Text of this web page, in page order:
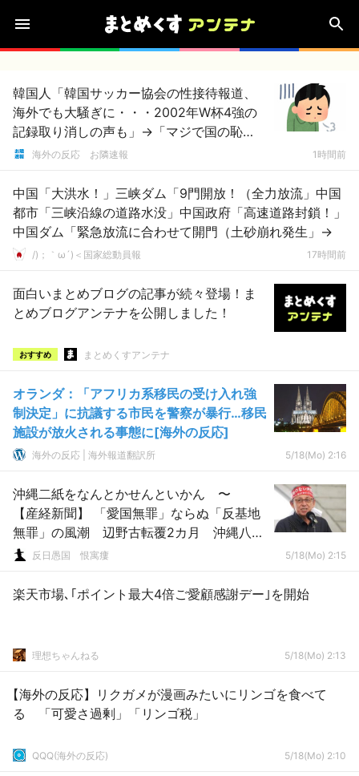
韓国人「韓国サッカー協会の性接待報道、
海外でも大騒ぎに・・・2002年W杯4強の
記録取り消しの声も」→「マジで国の恥
だ」「2002年まで疑う価値がある」「国民
り飛ばすね」
海外の反応 お隣速報 1時間前
中国「大洪水！」三峡ダム「9門開放！（全力放流」中国
都市「三峡沿線の道路水没」中国政府「高速道路封鎖！」
中国ダム「緊急放流に合わせて開門（土砂崩れ発生」→
/)；｀ω´)＜国家総動員報 17時間前
面白いまとめブログの記事が続々登場！ま
とめブログアンテナを公開しました！
おすすめ まとめくすアンテナ
オランダ：「アフリカ系移民の受け入れ強
制決定」に抗議する市民を警察が暴行…移民
施設が放火される事態に[海外の反応]
海外の反応 | 海外報道翻訳所 5/18(Mo) 2:16
沖縄二紙をなんとかせんといかん 〜
【産経新聞】 「愛国無罪」ならぬ「反基地
無罪」の風潮 辺野古転覆2カ月 沖縄八重
山日報の仲新城記者
反日愚国 恨寓瘻 5/18(Mo) 2:15
楽天市場､｢ポイント最大4倍ご愛顧感謝デー｣を開始
理想ちゃんねる 5/18(Mo) 2:13
【海外の反応】リクガメが漫画みたいにリンゴを食べて
る 「可愛さ過剰」「リンゴ税」
QQQ(海外の反応) 5/18(Mo) 2:10